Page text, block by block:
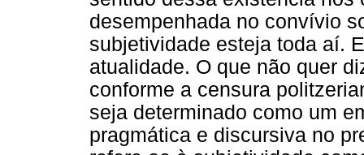
desempenhada no convívio
subjetividade esteja toda aí.
atualidade. O que não quer
conforme a censura
seja determinado como um
pragmática e discursiva no